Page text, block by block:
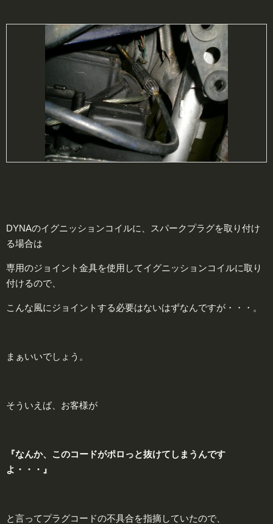
DYNAのイグニッションコイルに、スパークプラグを取り付け
る場合は
専用のジョイント金具を使用してイグニッションコイルに取り
付けるので、
こんな風にジョイントする必要はないはずなんですが・・・。
まぁいいでしょう。
そういえば、お客様が
『なんか、このコードがポロっと抜けてしまうんです
よ・・・』
と言ってプラグコードの不具合を指摘していたので、